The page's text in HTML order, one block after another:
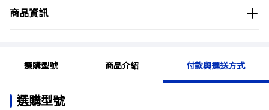
商品資訊
商品分類
選購型號 商品介紹 付款與運送方式
選購型號